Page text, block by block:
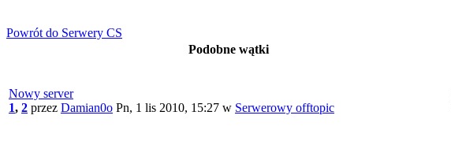
Powrót do Serwery CS
Podobne wątki
Nowy server
1, 2 przez Damian0o Pn, 1 lis 2010, 15:27 w Serwerowy offtopic